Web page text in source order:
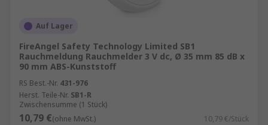
Auf Lager
FireAngel Safety Technology Limited SB1
Rauchmeldung Rauchmelder 3 V dc, Ø 35 mm 85 dB x
90 mm ABS-Kunststoff
RS Best.-Nr. 431-976
Herst. Teile-Nr. SB1-R
Zwischensumme (1 Stück)
10,79 €(ohne MwSt.) 10,79 €/Stück